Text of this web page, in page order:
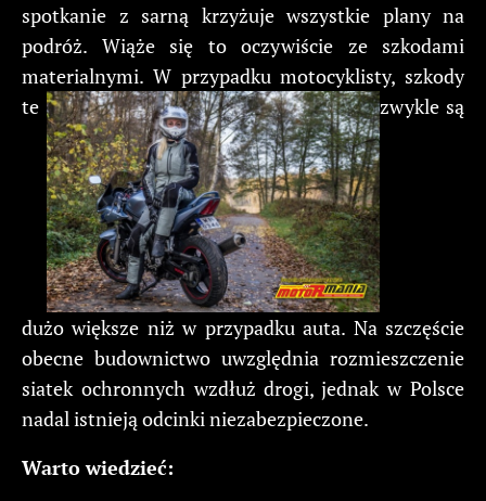
spotkanie z sarną krzyżuje wszystkie plany na
podróż. Wiąże się to oczywiście ze szkodami
materialnymi. W przypadku motocyklisty, szkody
te
zwykle są
dużo większe niż w przypadku auta. Na szczęście
obecne budownictwo uwzględnia rozmieszczenie
siatek ochronnych wzdłuż drogi, jednak w Polsce
nadal istnieją odcinki niezabezpieczone.
Warto wiedzieć: